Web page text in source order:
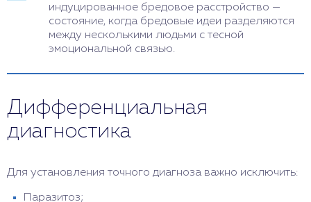
индуцированное бредовое расстройство —
состояние, когда бредовые идеи разделяются
между несколькими людьми с тесной
эмоциональной связью.
Дифференциальная
диагностика
Для установления точного диагноза важно исключить:
Паразитоз;